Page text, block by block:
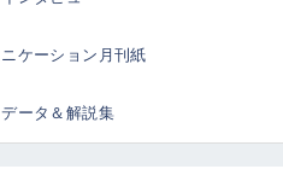
ケーション月刊紙
ータ＆解説集